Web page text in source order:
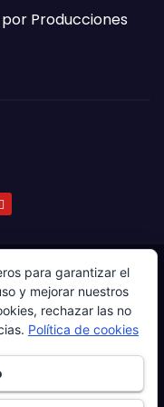
Producciones
reservados.
Audiovisuales El
Contacto
de cookies
para garantizar el
y mejorar nuestros
rechazar las no
Política de cookies